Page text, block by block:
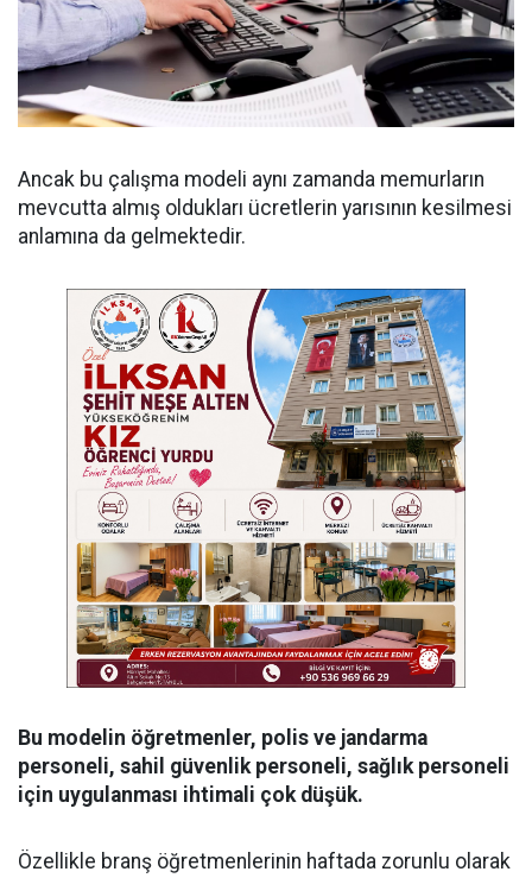
Ancak bu çalışma modeli aynı zamanda memurların
mevcutta almış oldukları ücretlerin yarısının kesilmesi
anlamına da gelmektedir.
Bu modelin öğretmenler, polis ve jandarma
personeli, sahil güvenlik personeli, sağlık personeli
için uygulanması ihtimali çok düşük.
Özellikle branş öğretmenlerinin haftada zorunlu olarak